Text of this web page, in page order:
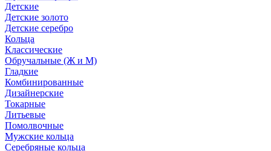
Детские
Детские золото
Детские серебро
Кольца
Классические
Обручальные (Ж и М)
Гладкие
Комбинированные
Дизайнерские
Токарные
Литьевые
Помолвочные
Мужские кольца
Серебряные кольца